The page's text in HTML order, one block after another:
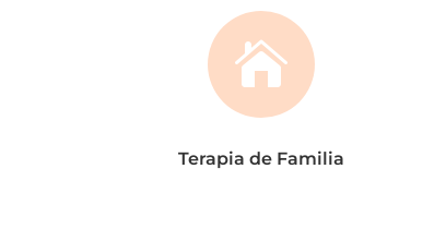

Terapia de Familia